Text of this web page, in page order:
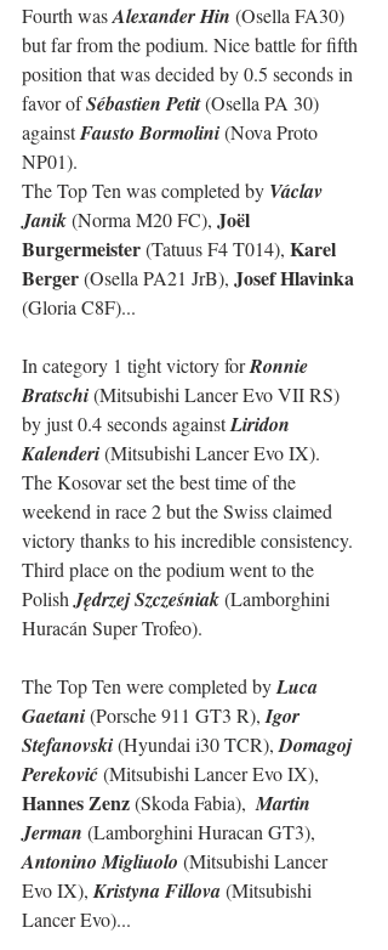
Fourth was Alexander Hin (Osella FA30)
but far from the podium. Nice battle for fifth
position that was decided by 0.5 seconds in
favor of Sébastien Petit (Osella PA 30)
against Fausto Bormolini (Nova Proto
NP01).
The Top Ten was completed by Václav
Janik (Norma M20 FC), Joël
Burgermeister (Tatuus F4 T014), Karel
Berger (Osella PA21 JrB), Josef Hlavinka
(Gloria C8F)...
In category 1 tight victory for Ronnie
Bratschi (Mitsubishi Lancer Evo VII RS)
by just 0.4 seconds against Liridon
Kalenderi (Mitsubishi Lancer Evo IX).
The Kosovar set the best time of the
weekend in race 2 but the Swiss claimed
victory thanks to his incredible consistency.
Third place on the podium went to the
Polish Jędrzej Szcześniak (Lamborghini
Huracán Super Trofeo).
The Top Ten were completed by Luca
Gaetani (Porsche 911 GT3 R), Igor
Stefanovski (Hyundai i30 TCR), Domagoj
Pereković (Mitsubishi Lancer Evo IX),
Hannes Zenz (Skoda Fabia), Martin
Jerman (Lamborghini Huracan GT3),
Antonino Migliuolo (Mitsubishi Lancer
Evo IX), Kristyna Fillova (Mitsubishi
Lancer Evo)...